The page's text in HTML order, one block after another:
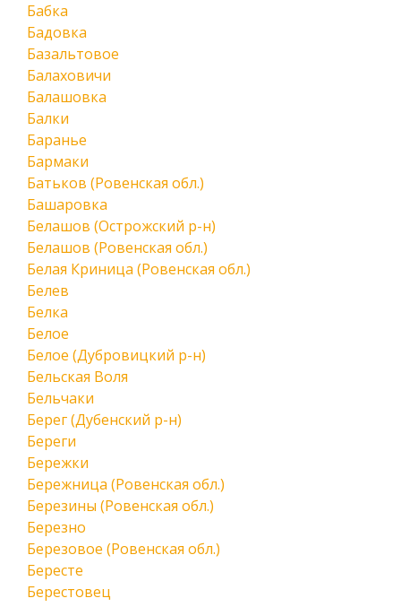
Бабка
Бадовка
Базальтовое
Балаховичи
Балашовка
Балки
Баранье
Бармаки
Батьков (Ровенская обл.)
Башаровка
Белашов (Острожский р-н)
Белашов (Ровенская обл.)
Белая Криница (Ровенская обл.)
Белев
Белка
Белое
Белое (Дубровицкий р-н)
Бельская Воля
Бельчаки
Берег (Дубенский р-н)
Береги
Бережки
Бережница (Ровенская обл.)
Березины (Ровенская обл.)
Березно
Березовое (Ровенская обл.)
Бересте
Берестовец